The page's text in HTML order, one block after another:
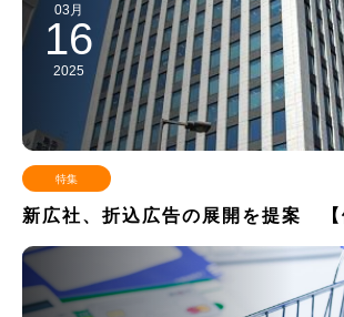
03月
16
2025
特集
新広社、折込広告の展開を提案